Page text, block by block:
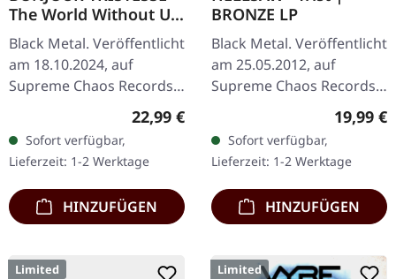
The World Without Us
| ECO RECYCLE LP
Black Metal. Veröffentlicht
am 18.10.2024, auf
Supreme Chaos Records.
Eco Recycle Vinyl mit
Insert, die Farbe kann
variieren, limitiert auf
100…
Regulärer Preis:
22,99 €
Sofort verfügbar,
Lieferzeit: 1-2 Werktage
HINZUFÜGEN
BRONZE LP
Black Metal. Veröffentlicht
am 25.05.2012, auf
Supreme Chaos Records.
Schweres transparent
bronze farbenes Vinyl im
Gatefold-Cover mit
exklusivem…
19,99 €
Sofort verfügbar,
Lieferzeit: 1-2 Werktage
HINZUFÜGEN
Limited Limited